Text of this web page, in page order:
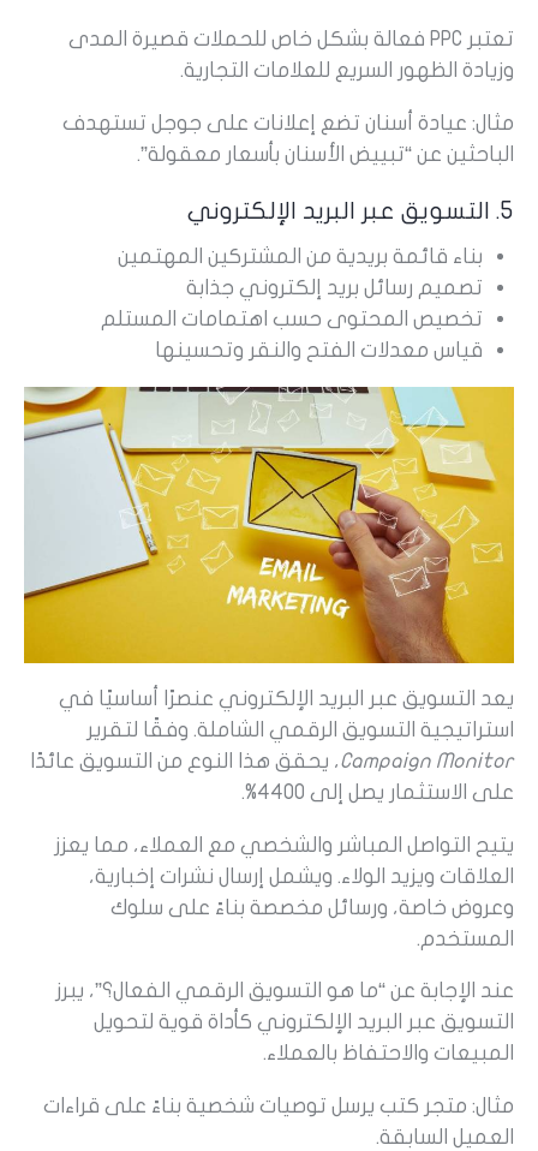
تعتبر PPC فعالة بشكل خاص للحملات قصيرة المدى
وزيادة الظهور السريع للعلامات التجارية.
مثال: عيادة أسنان تضع إعلانات على جوجل تستهدف
الباحثين عن “تبييض الأسنان بأسعار معقولة”.
5. التسويق عبر البريد الإلكتروني
بناء قائمة بريدية من المشتركين المهتمين
تصميم رسائل بريد إلكتروني جذابة
تخصيص المحتوى حسب اهتمامات المستلم
قياس معدلات الفتح والنقر وتحسينها
يعد التسويق عبر البريد الإلكتروني عنصرًا أساسيًا في
استراتيجية التسويق الرقمي الشاملة. وفقًا لتقرير
Campaign Monitor، يحقق هذا النوع من التسويق عائدًا
على الاستثمار يصل إلى 4400%.
يتيح التواصل المباشر والشخصي مع العملاء، مما يعزز
العلاقات ويزيد الولاء. ويشمل إرسال نشرات إخبارية،
وعروض خاصة، ورسائل مخصصة بناءً على سلوك
المستخدم.
عند الإجابة عن “ما هو التسويق الرقمي الفعال؟”، يبرز
التسويق عبر البريد الإلكتروني كأداة قوية لتحويل
المبيعات والاحتفاظ بالعملاء.
مثال: متجر كتب يرسل توصيات شخصية بناءً على قراءات
العميل السابقة.